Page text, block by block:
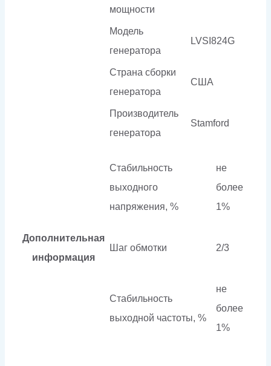
мощности
Модель
генератора
LVSI824G
Страна сборки
генератора
США
Производитель
генератора
Stamford
Дополнительная
информация
Стабильность
выходного
напряжения, %
не
более
1%
Шаг обмотки 2/3
Стабильность
выходной частоты, %
не
более
1%